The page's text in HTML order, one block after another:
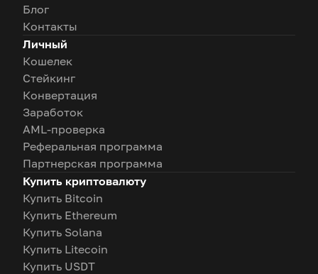
Блог
Контакты
Личный
Кошелек
Стейкинг
Конвертация
Заработок
AML-проверка
Реферальная программа
Партнерская программа
Купить криптовалюту
Купить Bitcoin
Купить Ethereum
Купить Solana
Купить Litecoin
Купить USDT